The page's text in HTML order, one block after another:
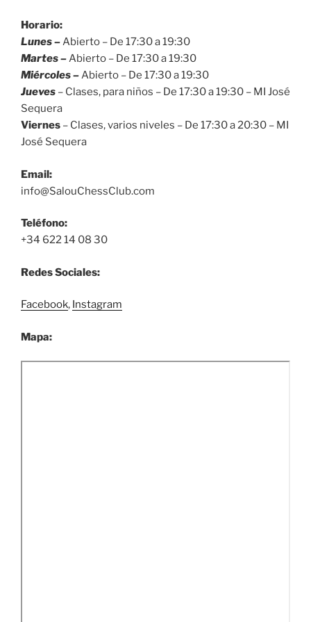
Horario:
Lunes –Abierto – De 17:30 a 19:30
Martes –Abierto – De 17:30 a 19:30
Miércoles –Abierto – De 17:30 a 19:30
Jueves – Clases, para niños – De 17:30 a 19:30 – MI José
Sequera
Viernes – Clases, varios niveles – De 17:30 a 20:30 – MI
José Sequera
Email:
info@SalouChessClub.com
Teléfono:
+34 622 14 08 30
Redes Sociales:
Facebook, Instagram
Mapa: